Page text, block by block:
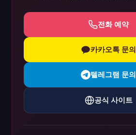
전화 예약
카카오톡 문의
텔레그램 문의
공식 사이트